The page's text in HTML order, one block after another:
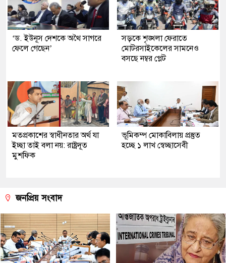
‘ড. ইউনূস দেশকে অথৈ সাগরে
ফেলে গেছেন’
সড়কে শৃঙ্খলা ফেরাতে
মোটরসাইকেলের সামনেও
বসছে নম্বর প্লেট
মতপ্রকাশের স্বাধীনতার অর্থ যা
ইচ্ছা তাই বলা নয়: রাষ্ট্রদূত
মুশফিক
ভূমিকম্প মোকাবিলায় প্রস্তুত
হচ্ছে ১ লাখ স্বেচ্ছাসেবী
জনপ্রিয় সংবাদ